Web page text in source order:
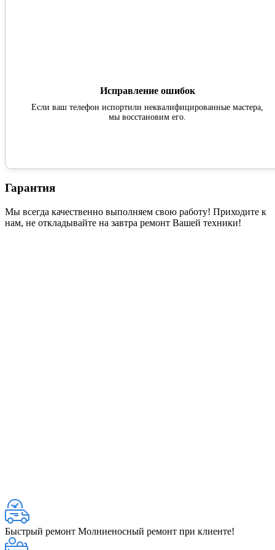
Исправление ошибок
Если ваш телефон испортили неквалифицированные мастера,
мы восстановим его.
Гарантия
Мы всегда качественно выполняем свою работу! Приходите к
нам, не откладывайте на завтра ремонт Вашей техники!
Быстрый ремонт Молниеносный ремонт при клиенте!